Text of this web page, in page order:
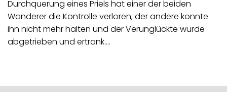
Durchquerung eines Priels hat einer der beiden
Wanderer die Kontrolle verloren, der andere konnte
ihn nicht mehr halten und der Verunglückte wurde
abgetrieben und ertrank.…